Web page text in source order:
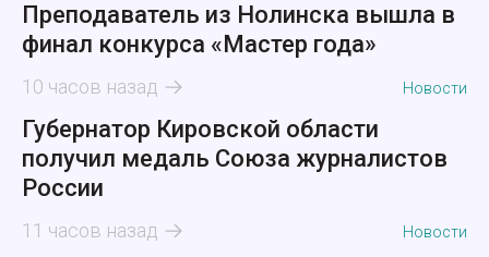
Преподаватель из Нолинска вышла в
финал конкурса «Мастер года»
10 часов назад Новости
Губернатор Кировской области
получил медаль Союза журналистов
России
11 часов назад Новости